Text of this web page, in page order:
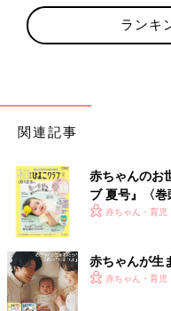
だけで気分が上がりそう♪
これが110円は驚き
ランキ
関連記事
赤ちゃんのお
ブ 夏号』〈
く！ おっぱい
赤ちゃん・育児
赤ちゃんが生
赤ちゃん・育児